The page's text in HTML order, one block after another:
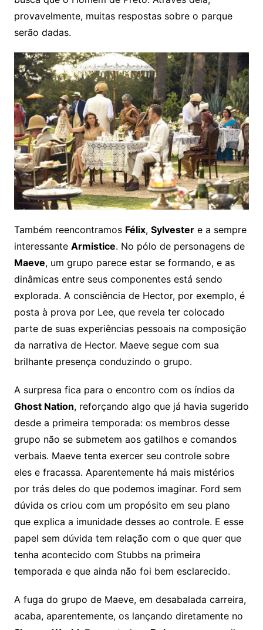
provavelmente, muitas respostas sobre o parque
serão dadas.
Também reencontramos Félix, Sylvestere a sempre
interessante Armistice. No pólo de personagens de
Maeve, um grupo parece estar se formando, e as
dinâmicas entre seus componentes está sendo
explorada. A consciência de Hector, por exemplo, é
posta à prova por Lee, que revela ter colocado
parte de suas experiências pessoais na composição
da narrativa de Hector. Maeve segue com sua
brilhante presença conduzindo o grupo.
A surpresa fica para o encontro com os índios da
Ghost Nation, reforçando algo que já havia sugerido
desde a primeira temporada: os membros desse
grupo não se submetem aos gatilhos e comandos
verbais. Maeve tenta exercer seu controle sobre
eles e fracassa. Aparentemente há mais mistérios
por trás deles do que podemos imaginar. Ford sem
dúvida os criou com um propósito em seu plano
que explica a imunidade desses ao controle. E esse
papel sem dúvida tem relação com o que quer que
tenha acontecido com Stubbs na primeira
temporada e que ainda não foi bem esclarecido.
A fuga do grupo de Maeve, em desabalada carreira,
acaba, aparentemente, os lançando diretamente no